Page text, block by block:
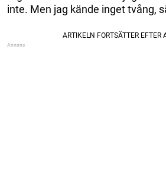
inte. Men jag kände inget tvång,